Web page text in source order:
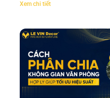
Xem chi tiết